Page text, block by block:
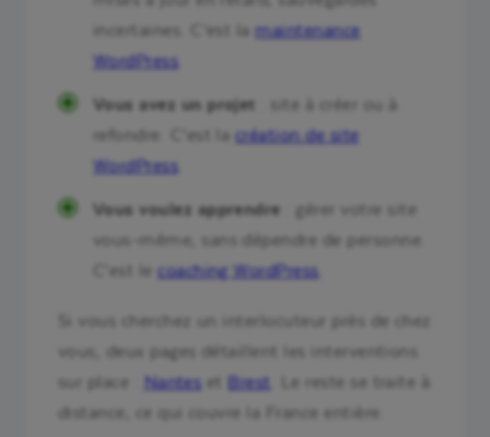
incertaines. C’est lamaintenance
WordPress
Vous avez un projet
: site à créer ou à
refondre. C’est la création de site
WordPress
Vous voulez apprendre : gérer votre site
vous-même, sans dépendre de personne.
C’est lecoaching WordPress
Si vous cherchez un interlocuteur près de chez
vous, deux pages détaillent les interventions
sur place : Nantes et Brest . Le reste se traite à
distance, ce qui couvre la France entière.